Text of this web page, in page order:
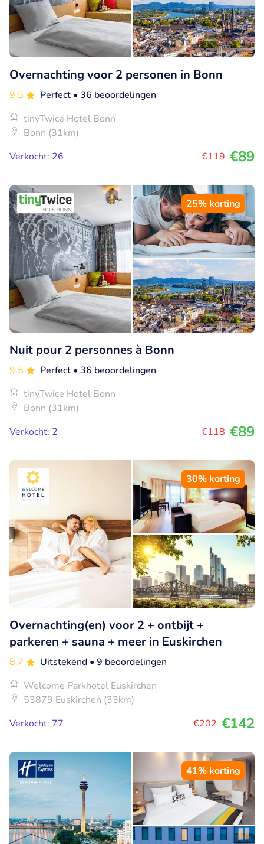
Overnachting voor 2 personen in Bonn
9.5 Perfect • 36 beoordelingen
tinyTwice Hotel Bonn
Bonn (31km)
Verkocht: 26
€119 €89
25% korting
Nuit pour 2 personnes à Bonn
9.5 Perfect • 36 beoordelingen
tinyTwice Hotel Bonn
Bonn (31km)
Verkocht: 2
€118 €89
30% korting
Overnachting(en) voor 2 + ontbijt +
parkeren + sauna + meer in Euskirchen
8.7 Uitstekend • 9 beoordelingen
Welcome Parkhotel Euskirchen
53879 Euskirchen (33km)
Verkocht: 77
€202 €142
41% korting